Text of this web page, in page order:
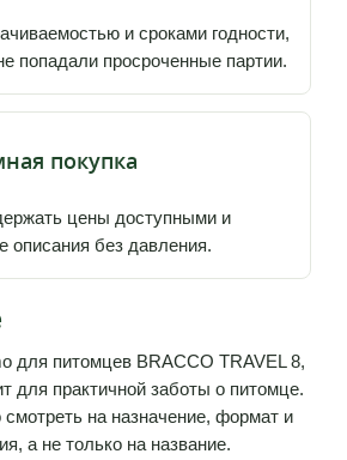
и сроками годности,
попадали просроченные партии.
покупка
цены доступными и
описания без давления.
для питомцев BRACCO TRAVEL 8,
для практичной заботы о питомце.
на назначение, формат и
а не только на название.